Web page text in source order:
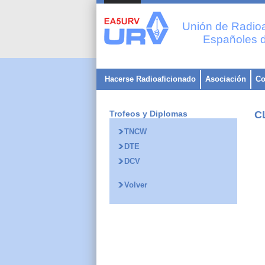
Unión de
Españoles
Hacerse Radioaficionado Asociación
Trofeos y Diplomas
TNCW
DTE
DCV
Volver